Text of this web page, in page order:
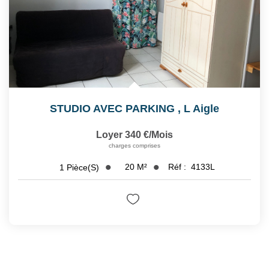
STUDIO AVEC PARKING , L Aigle
Loyer 340 €/mois
charges comprises
1 Pièce(s) 20 M² Réf : 4133L